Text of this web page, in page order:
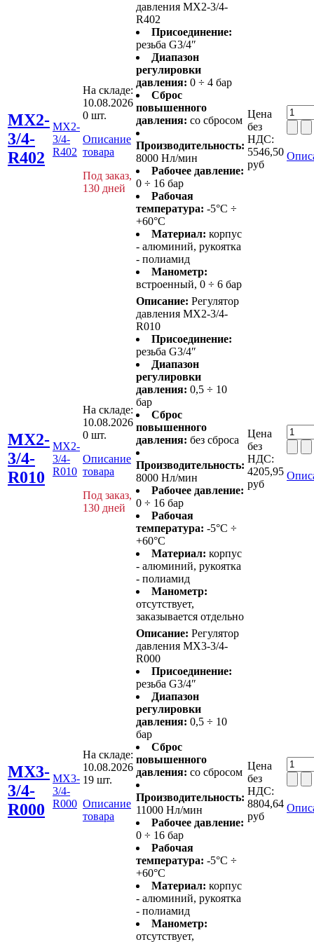
MX2-
3/4-
R402
MX2-
3/4-
R402
На складе:
10.08.2026
0 шт.
Описание
товара
Под заказ,
130 дней
давления MX2-3/4-
R402
Присоединение:
резьба G3/4″
Диапазон
регулировки
давления: 0 ÷ 4 бар
Сброс
повышенного
давления: со сбросом
Производительность:
8000 Нл/мин
Рабочее давление:
0 ÷ 16 бар
Рабочая
температура: -5°C ÷
+60°C
Материал: корпус
- алюминий, рукоятка
- полиамид
Манометр:
встроенный, 0 ÷ 6 бар
Цена
без
НДС:
5546,50
руб
MX2-
3/4-
R010
MX2-
3/4-
R010
На складе:
10.08.2026
0 шт.
Описание
товара
Под заказ,
130 дней
Описание: Регулятор
давления MX2-3/4-
R010
Присоединение:
резьба G3/4″
Диапазон
регулировки
давления: 0,5 ÷ 10
бар
Сброс
повышенного
давления: без сброса
Производительность:
8000 Нл/мин
Рабочее давление:
0 ÷ 16 бар
Рабочая
температура: -5°C ÷
+60°C
Материал: корпус
- алюминий, рукоятка
- полиамид
Манометр:
отсутствует,
заказывается отдельно
Цена
без
НДС:
4205,95
руб
MX3-
3/4-
R000
MX3-
3/4-
R000
На складе:
10.08.2026
19 шт.
Описание
товара
Описание: Регулятор
давления MX3-3/4-
R000
Присоединение:
резьба G3/4″
Диапазон
регулировки
давления: 0,5 ÷ 10
бар
Сброс
повышенного
давления: со сбросом
Производительность:
11000 Нл/мин
Рабочее давление:
0 ÷ 16 бар
Рабочая
температура: -5°C ÷
+60°C
Материал: корпус
- алюминий, рукоятка
- полиамид
Манометр:
отсутствует,
Цена
без
НДС:
8804,64
руб